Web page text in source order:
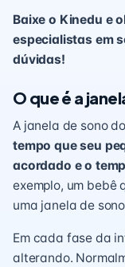
Baixe o Kinedu e
especialistas em
dúvidas!
O que é a
A janela de sono
tempo que seu
acordado e o
exemplo, um bebê
uma janela de
Em cada fase da
alterando.